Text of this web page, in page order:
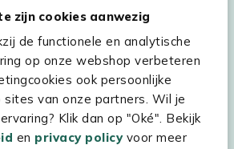
zijn cookies aanwezig
de functionele en analytische
op onze webshop verbeteren
ook persoonlijke
sites van onze partners. Wil je
Klik dan op "Oké". Bekijk
en privacy policyvoor meer
XXL